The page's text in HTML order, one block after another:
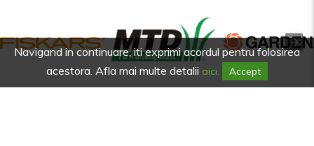
Navigand in continuare, iti exprimi acordul pentru folosirea
acestora. Afla mai multe detalii aici. Accept